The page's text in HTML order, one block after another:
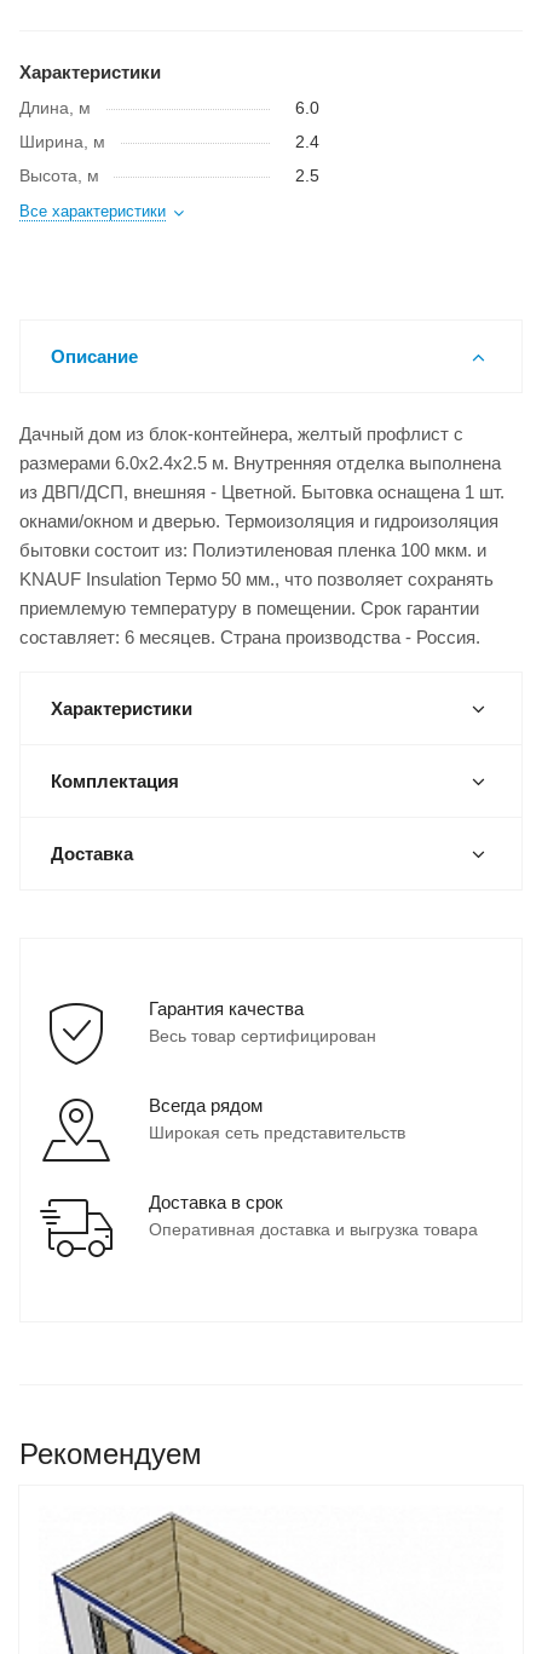
Характеристики
Длина, м
6.0
Ширина, м
2.4
Высота, м
2.5
Все характеристики
Описание
Дачный дом из блок-контейнера, желтый профлист с
размерами 6.0x2.4x2.5 м. Внутренняя отделка выполнена
из ДВП/ДСП, внешняя - Цветной. Бытовка оснащена 1 шт.
окнами/окном и дверью. Термоизоляция и гидроизоляция
бытовки состоит из: Полиэтиленовая пленка 100 мкм. и
KNAUF Insulation Термо 50 мм., что позволяет сохранять
приемлемую температуру в помещении. Срок гарантии
составляет: 6 месяцев. Страна производства - Россия.
Характеристики
Комплектация
Доставка
Гарантия качества
Весь товар сертифицирован
Всегда рядом
Широкая сеть представительств
Доставка в срок
Оперативная доставка и выгрузка товара
Рекомендуем